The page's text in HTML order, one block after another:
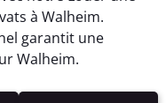
à Walheim.
garantit une
Walheim.